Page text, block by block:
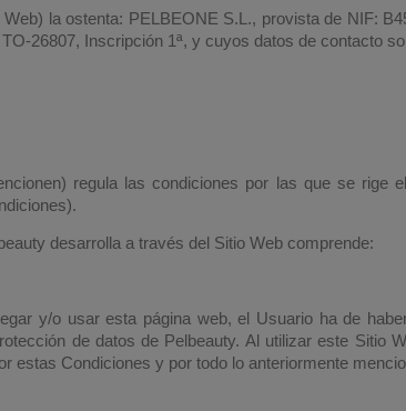
la ostenta: PELBEONE S.L., provista de NIF:
26807, Inscripción 1ª, y cuyos datos de contacto
regula las condiciones por las que se rige
desarrolla a través del Sitio Web comprende:
y/o usar esta página web, el Usuario ha de
de datos de Pelbeauty. Al utilizar este Sitio
Condiciones y por todo lo anteriormente